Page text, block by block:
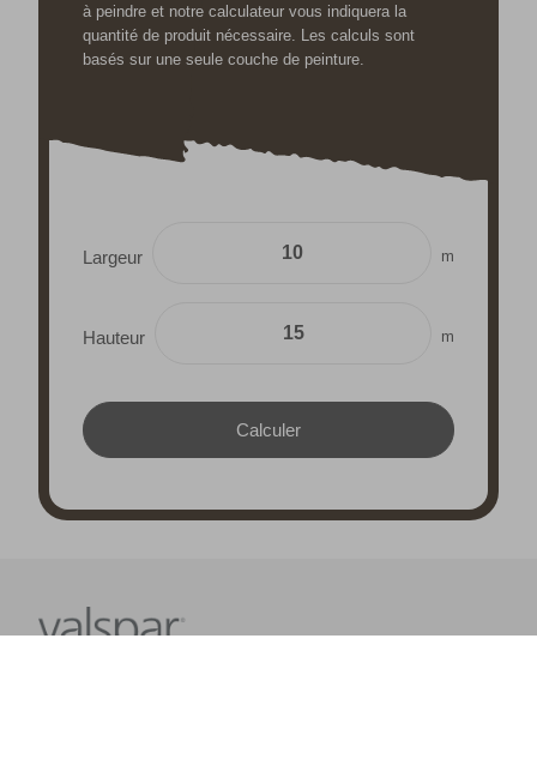
à peindre et notre calculateur vous indiquera la
quantité de produit nécessaire. Les calculs sont
basés sur une seule couche de peinture.
Largeur m
Hauteur m